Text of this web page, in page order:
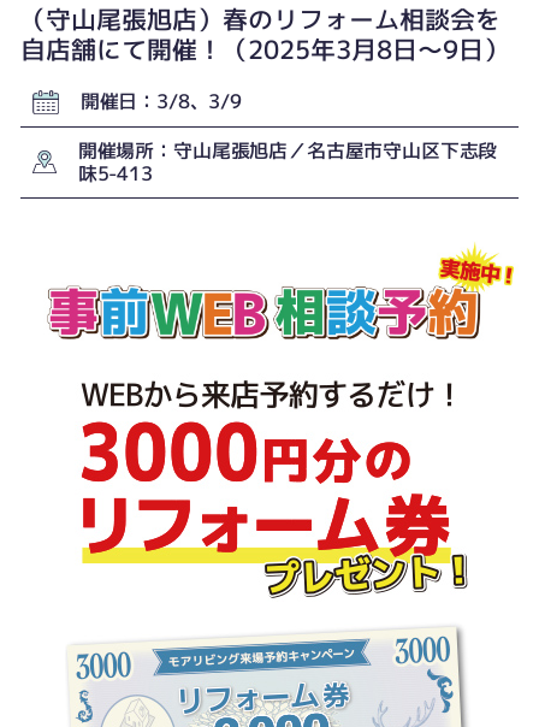
（守山尾張旭店）春のリフォーム相談会を
自店舗にて開催！（2025年3月8日〜9日）
開催日：3/8、3/9
開催場所：守山尾張旭店／名古屋市守山区下志段
味5-413